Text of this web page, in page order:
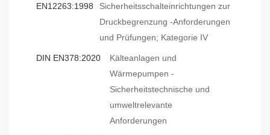
EN12263:1998
Sicherheitsschalteinrichtungen zur
Druckbegrenzung -Anforderungen
und Prüfungen; Kategorie IV
DIN EN378:2020
Kälteanlagen und
Wärmepumpen -
Sicherheitstechnische und
umweltrelevante
Anforderungen